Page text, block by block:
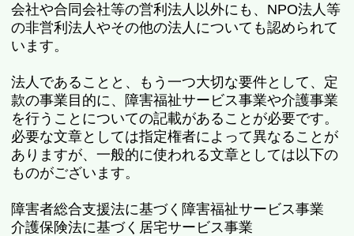
会社や合同会社等の営利法人以外にも、NPO法人等
の非営利法人やその他の法人についても認められて
います。
法人であることと、もう一つ大切な要件として、定
款の事業目的に、障害福祉サービス事業や介護事業
を行うことについての記載があることが必要です。
必要な文章としては指定権者によって異なることが
ありますが、一般的に使われる文章としては以下の
ものがございます。
障害者総合支援法に基づく障害福祉サービス事業
介護保険法に基づく居宅サービス事業